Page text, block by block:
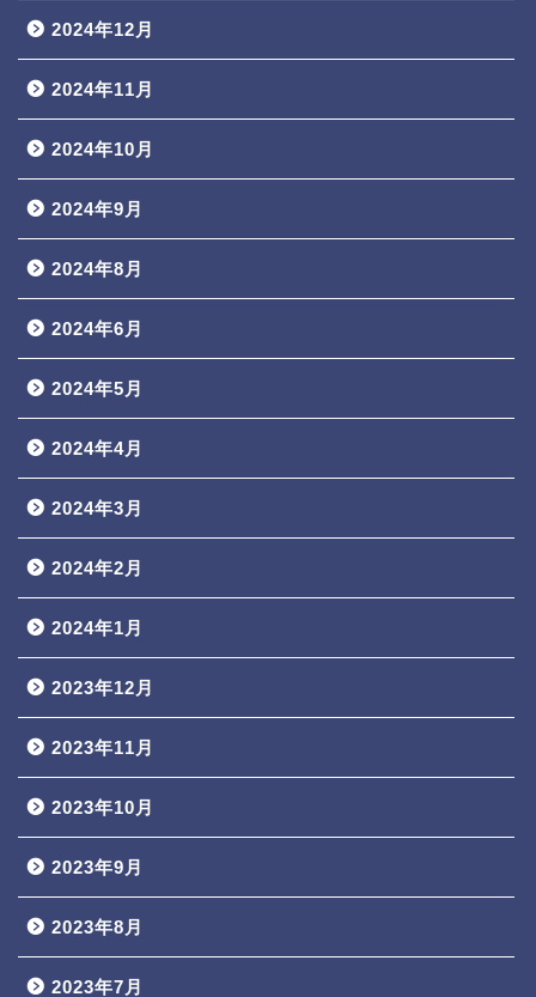
2024年12月
2024年11月
2024年10月
2024年9月
2024年8月
2024年6月
2024年5月
2024年4月
2024年3月
2024年2月
2024年1月
2023年12月
2023年11月
2023年10月
2023年9月
2023年8月
2023年7月